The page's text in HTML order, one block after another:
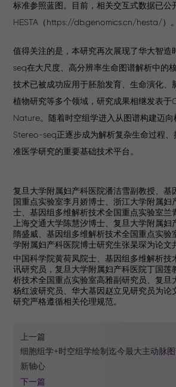
标准参照蓝图。目前，相关交互式数据已公
HESTA（https://db.genomics.cn/hesta/）。
值得关注的是，本研究再次展现了华大智
seq在大尺度、高分辨率生命图谱解析中的
技术已被成功应用于胚胎发育、生命演化、
植物研究等多个领域，研究成果相继发表于
Nature。随着时空组学进入从图谱构建迈向
Stereo-seq正逐步成为解析复杂生命过程
准医学研究的重要基础技术平台。
复旦大学附属妇产科医院潘洁雪副教授、基
国重点实验室李月娇博士、浙江大学附属妇
士、基因组多维解析技术全国重点实验室兰
上海交通大学陈慧汐博士、复旦大学附属妇
隋盛威、基因组多维解析技术全国重点实验
学附属妇产科医院博士研究生张杲琛为论文
中国科学院黄荷凤院士、基因组多维解析技
讯研究员，复旦大学附属妇产科医院丁国莲
析技术全国重点实验室高雅副研究员、复旦
杨红波研究员、华大基因赵立见研究员为论
研究严格遵循相关伦理规范。
上一篇
细胞组学+时空组学绘制迄今最大主动脉
新轴心
下一篇